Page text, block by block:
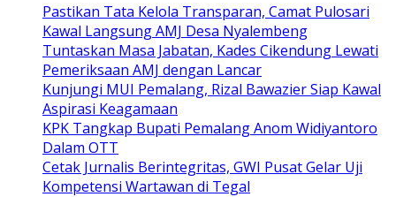
Pastikan Tata Kelola Transparan, Camat Pulosari
Kawal Langsung AMJ Desa Nyalembeng
Tuntaskan Masa Jabatan, Kades Cikendung Lewati
Pemeriksaan AMJ dengan Lancar
Kunjungi MUI Pemalang, Rizal Bawazier Siap Kawal
Aspirasi Keagamaan
KPK Tangkap Bupati Pemalang Anom Widiyantoro
Dalam OTT
Cetak Jurnalis Berintegritas, GWI Pusat Gelar Uji
Kompetensi Wartawan di Tegal